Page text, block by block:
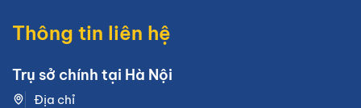
Thông tin liên hệ
Trụ sở chính tại Hà Nội
Địa chỉ